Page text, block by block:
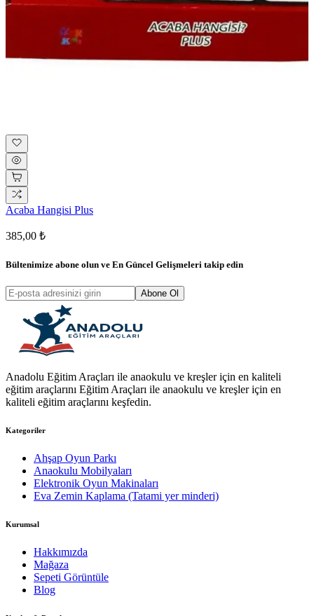
Acaba Hangisi Plus
385,00 ₺
Bültenimize abone olun ve En Güncel Gelişmeleri takip edin
Abone Ol
Anadolu Eğitim Araçları ile anaokulu ve kreşler için en kaliteli
eğitim araçlarını Eğitim Araçları ile anaokulu ve kreşler için en
kaliteli eğitim araçlarını keşfedin.
Kategoriler
Ahşap Oyun Parkı
Anaokulu Mobilyaları
Elektronik Oyun Makinaları
Eva Zemin Kaplama (Tatami yer minderi)
Kurumsal
Hakkımızda
Mağaza
Sepeti Görüntüle
Blog